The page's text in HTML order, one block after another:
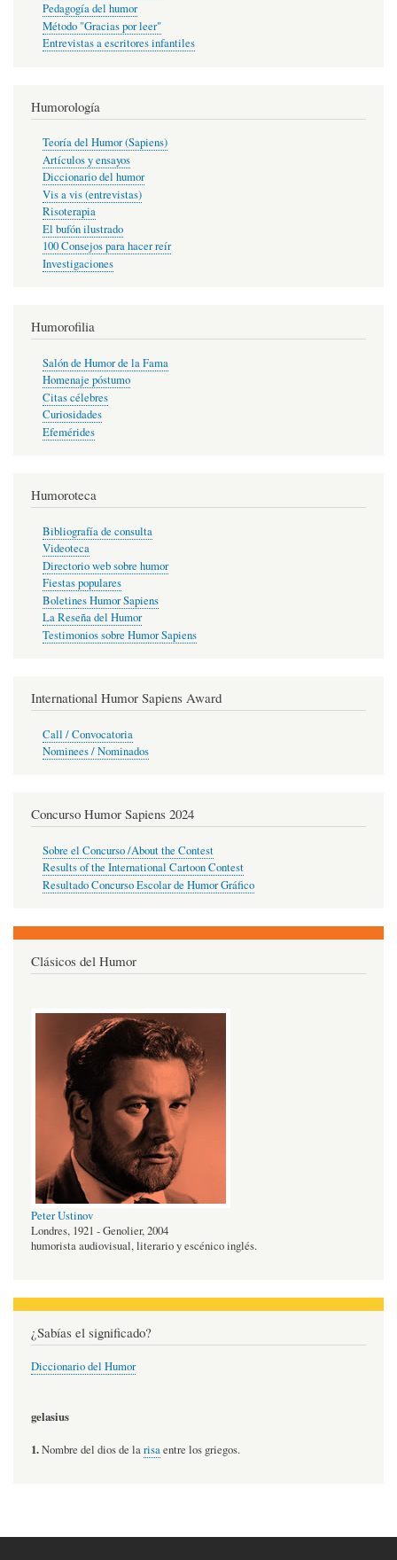
Pedagogía del humor
Método "Gracias por leer"
Entrevistas a escritores infantiles
Humorología
Teoría del Humor (Sapiens)
Artículos y ensayos
Diccionario del humor
Vis a vis (entrevistas)
Risoterapia
El bufón ilustrado
100 Consejos para hacer reír
Investigaciones
Humorofilia
Salón de Humor de la Fama
Homenaje póstumo
Citas célebres
Curiosidades
Efemérides
Humoroteca
Bibliografía de consulta
Videoteca
Directorio web sobre humor
Fiestas populares
Boletines Humor Sapiens
La Reseña del Humor
Testimonios sobre Humor Sapiens
International Humor Sapiens Award
Call / Convocatoria
Nominees / Nominados
Concurso Humor Sapiens 2024
Sobre el Concurso /About the Contest
Results of the International Cartoon Contest
Resultado Concurso Escolar de Humor Gráfico
Clásicos del Humor
Peter Ustinov
Londres, 1921 - Genolier, 2004
humorista audiovisual, literario y escénico inglés.
¿Sabías el significado?
Diccionario del Humor
gelasius
1.Nombre del dios de larisaentre los griegos.